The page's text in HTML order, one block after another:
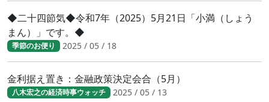
◆二十四節気◆令和7年（2025）5月21日「小満（しょう
まん）」です。◆
季節のお便り 2025 / 05 / 18
金利据え置き：金融政策決定会合（5月）
八木宏之の経済時事ウォッチ 2025 / 05 / 13